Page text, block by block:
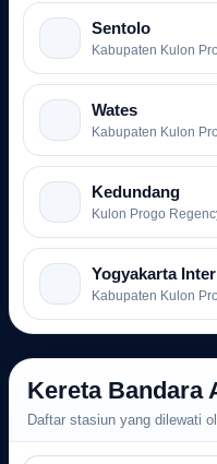
Sentolo
Wates
Kedundang
Yogyakarta
Kereta Bandara
Daftar stasiun yang dilewati